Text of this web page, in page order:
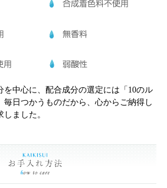
を中心に、配合成分の選定には「10のル
毎日つかうものだから、心からご納得し
ました。